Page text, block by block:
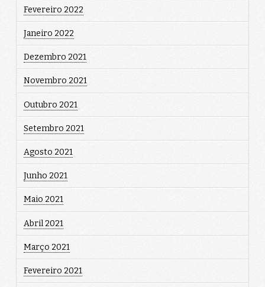
Fevereiro 2022
Janeiro 2022
Dezembro 2021
Novembro 2021
Outubro 2021
Setembro 2021
Agosto 2021
Junho 2021
Maio 2021
Abril 2021
Março 2021
Fevereiro 2021